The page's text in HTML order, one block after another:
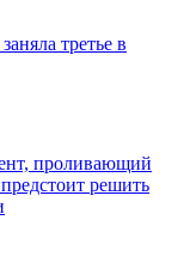
третье в
проливающий
решить